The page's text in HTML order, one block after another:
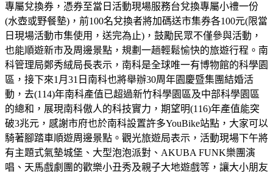
專屬兌換券，憑券至當日活動現場服務台兌換專屬小禮一份
(水壺或野餐墊)，前100名兌換者將加碼送市集券各100元(限當
日現場活動市集使用，送完為止)，鼓勵民眾不僅參與活動，
也能順遊新市及周邊景點，規劃一趟輕鬆愉快的旅遊行程。南
科管理局鄭秀絨局長表示，南科是全球唯一有博物館的科學園
區，接下來1月31日南科也將舉辦30周年園慶暨集團結婚活
動，去(114)年南科產值已超過新竹科學園區及中部科學園區
的總和，展現南科傲人的科技實力，期望明(116)年產值能突
破3兆元，感謝市府也於南科設置許多YouBike站點，大家可以
騎著腳踏車順遊周邊景點。觀光旅遊局表示，活動現場下午將
有主題式氣墊城堡、大型泡泡派對、AKUBA FUNK樂團演
唱、天馬戲劇團的歡樂小丑秀及親子大地遊戲等，讓大小朋友